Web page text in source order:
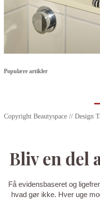
Populære artikler
Copyright Beautyspace // Design
Bliv en del
Få evidensbaseret og
hvad gør ikke. Hver uge